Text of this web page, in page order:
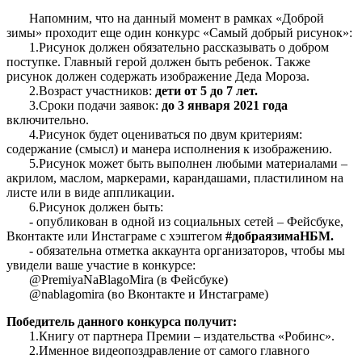
Напомним, что на данный момент в рамках «Доброй
зимы» проходит еще один конкурс «Самый добрый рисунок»:
1.Рисунок должен обязательно рассказывать о добром
поступке. Главный герой должен быть ребенок. Также
рисунок должен содержать изображение Деда Мороза.
2.Возраст участников: дети от 5 до 7 лет.
3.Сроки подачи заявок: до 3 января 2021 года
включительно.
4.Рисунок будет оцениваться по двум критериям:
содержание (смысл) и манера исполнения к изображению.
5.Рисунок может быть выполнен любыми материалами –
акрилом, маслом, маркерами, карандашами, пластилином на
листе или в виде аппликации.
6.Рисунок должен быть:
- опубликован в одной из социальных сетей – Фейсбуке,
Вконтакте или Инстаграме с хэштегом #добраязимаНБМ.
- обязательна отметка аккаунта организаторов, чтобы мы
увидели ваше участие в конкурсе:
@PremiyaNaBlagoMira (в Фейсбуке)
@nablagomira (во Вконтакте и Инстаграме)
Победитель данного конкурса получит:
1.Книгу от партнера Премии – издательства «Робинс».
2.Именное видеопоздравление от самого главного